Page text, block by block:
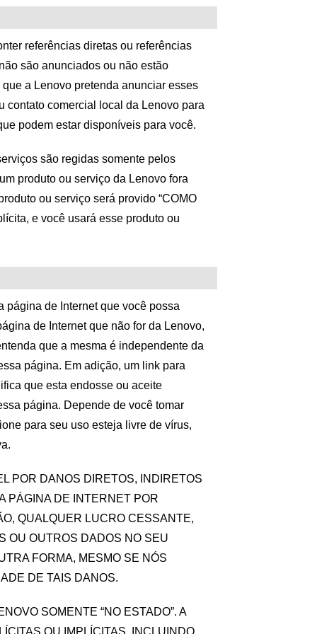
referências diretas ou referências
são anunciados ou não estão
a Lenovo pretenda anunciar esses
contato comercial local da Lenovo para
podem estar disponíveis para você.
são regidas somente pelos
produto ou serviço da Lenovo fora
ou serviço será provido “COMO
e você usará esse produto ou
página de Internet que você possa
de Internet que não for da Lenovo,
que a mesma é independente da
página. Em adição, um link para
que esta endosse ou aceite
página. Depende de você tomar
para seu uso esteja livre de vírus,
POR DANOS DIRETOS, INDIRETOS
PÁGINA DE INTERNET POR
QUALQUER LUCRO CESSANTE,
OU OUTROS DADOS NO SEU
FORMA, MESMO SE NÓS
DE TAIS DANOS.
SOMENTE “NO ESTADO”. A
OU IMPLÍCITAS, INCLUINDO